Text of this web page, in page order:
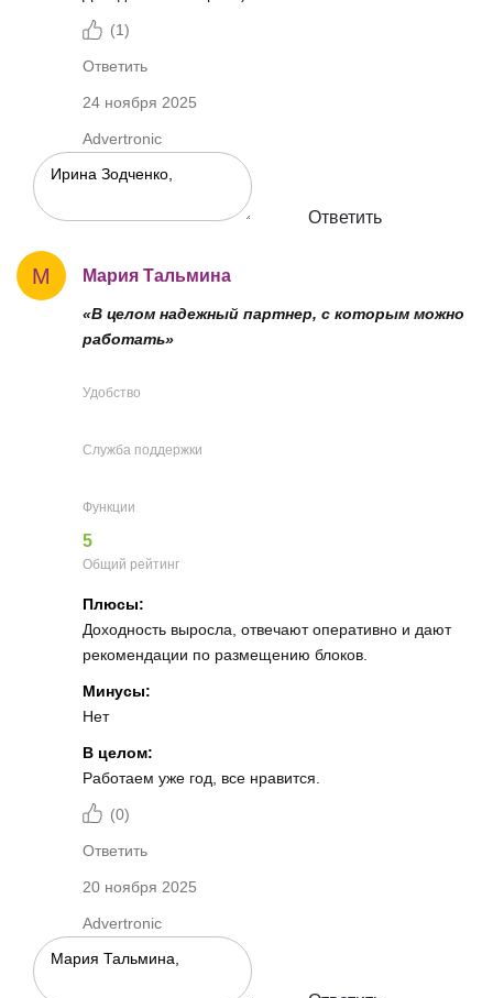
(1)
Ответить
24 ноября 2025
Advertronic
Ответить
М Мария Тальмина
«В целом надежный партнер, с которым можно
работать»
Удобство
Служба поддержки
Функции
5
Общий рейтинг
Плюсы:
Доходность выросла, отвечают оперативно и дают
рекомендации по размещению блоков.
Минусы:
Нет
В целом:
Работаем уже год, все нравится.
(0)
Ответить
20 ноября 2025
Advertronic